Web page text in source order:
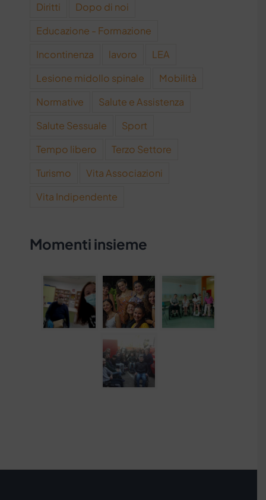
Diritti
Dopo di noi
Educazione - Formazione
Incontinenza
lavoro
LEA
Lesione midollo spinale
Mobilità
Normative
Salute e Assistenza
Salute Sessuale
Sport
Tempo libero
Terzo Settore
Turismo
Vita Associazioni
Vita Indipendente
Momenti insieme